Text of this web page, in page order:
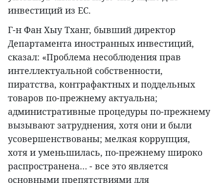
инвестиций из ЕС.
Г-н Фан Хыу Тханг, бывший директор
Департамента иностранных инвестиций,
сказал: «Проблема несоблюдения прав
интеллектуальной собственности,
пиратства, контрафактных и поддельных
товаров по-прежнему актуальна;
административные процедуры по-прежнему
вызывают затруднения, хотя они и были
усовершенствованы; мелкая коррупция,
хотя и уменьшилась, по-прежнему широко
распространена… - все это является
основными препятствиями для